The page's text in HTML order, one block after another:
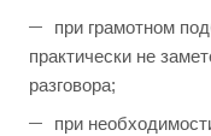
при грамотном
практически не
разговора;
при